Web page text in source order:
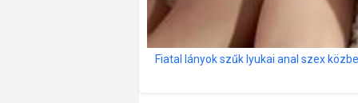
Fiatal lányok szűk lyukai anal szex